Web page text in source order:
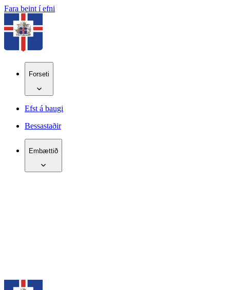
Fara beint í efni
Forseti
Efst á baugi
Bessastaðir
Embættið